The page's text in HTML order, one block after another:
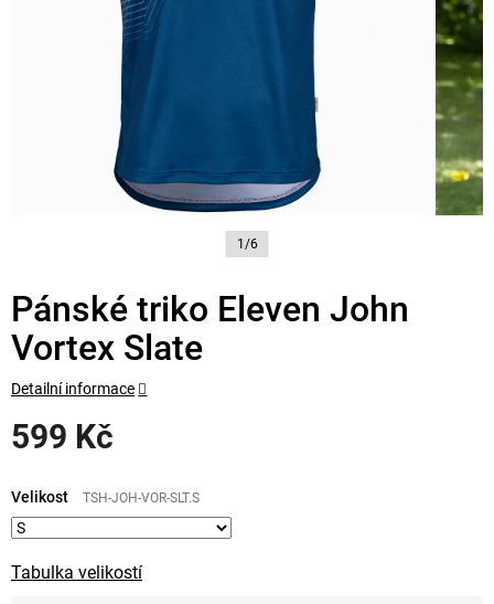
1/6
Pánské triko Eleven John
Vortex Slate
599 Kč
cena:
Tabulka velikostí
Velikost TSH-JOH-VOR-SLT.S
Detailní informace